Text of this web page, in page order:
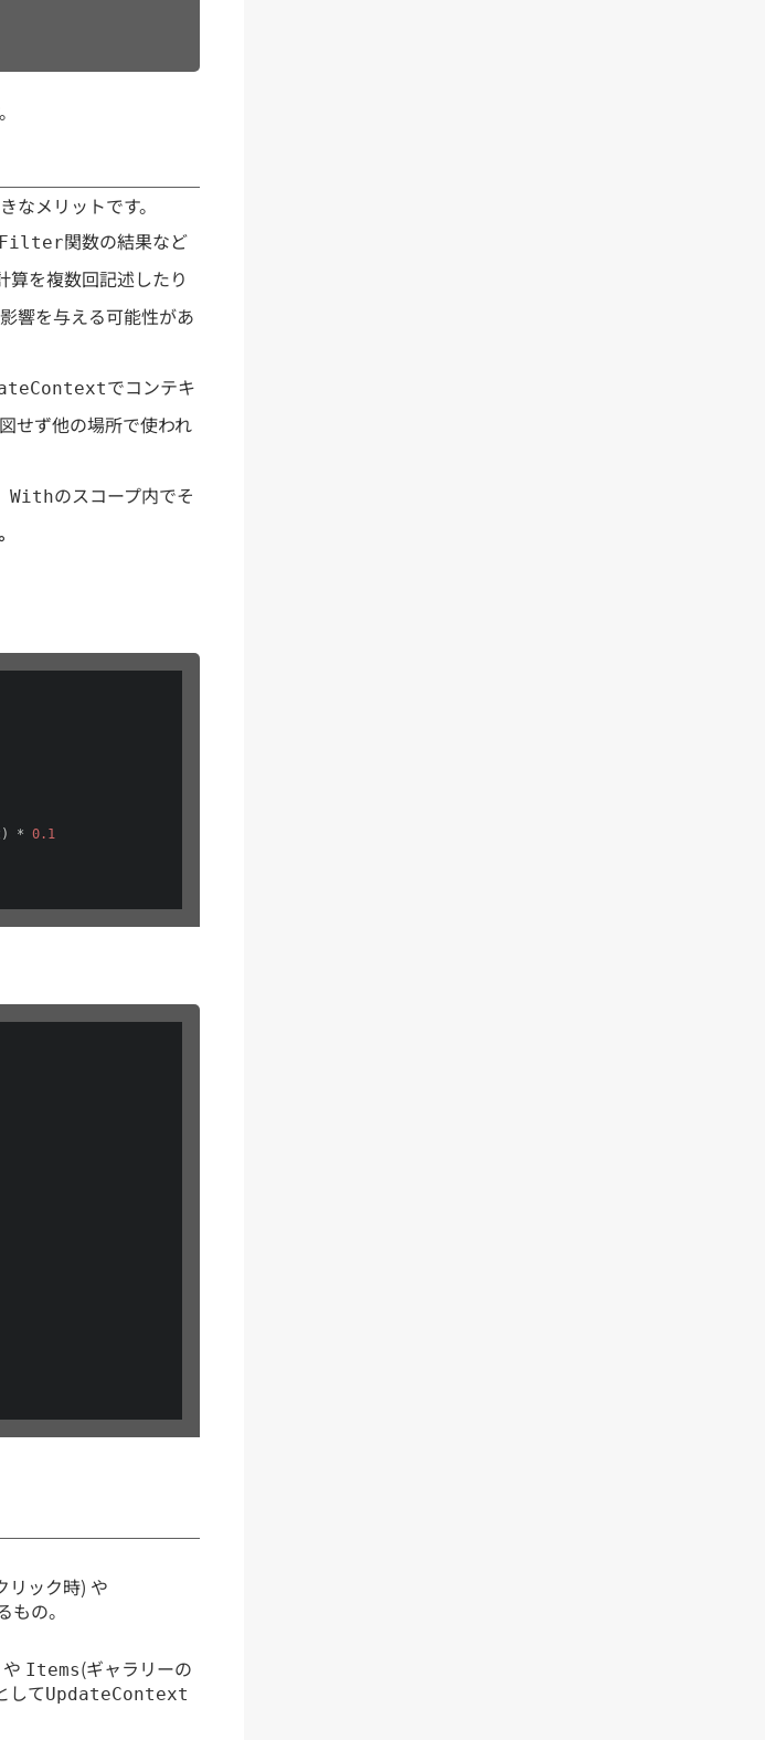
なメリットです。
Filter関数の結果など
算を複数回記述したり
響を与える可能性があ
でコンテキ
せず他の場所で使われ
Withのスコープ内でそ
) * 0.1
リック時) や
の。
Items(ギャラリーの
してUpdateContext